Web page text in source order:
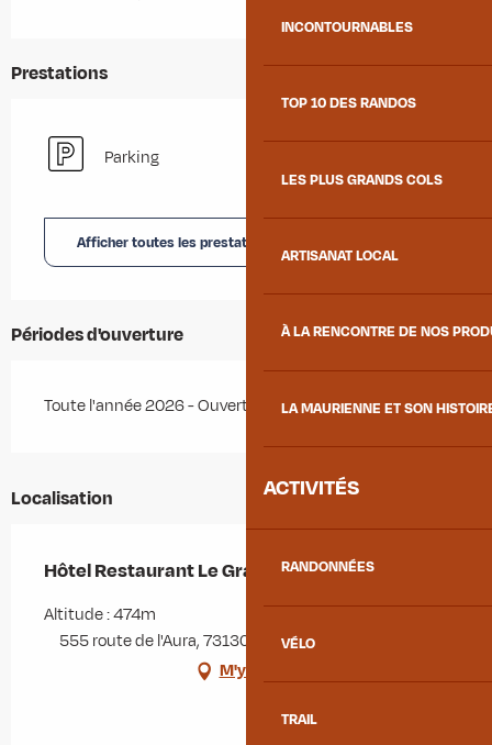
INCONTOURNABLES
TOP 10 DES RANDOS
LES PLUS GRANDS COLS
ARTISANAT LOCAL
À LA RENCONTRE DE NOS
LA MAURIENNE ET SON
ACTIVITÉS
RANDONNÉES
VÉLO
TRAIL
Prestations
Parking
Afficher toutes les prestations
Périodes d'ouverture
Toute l'année 2026 - Ouvert tous les jours
Localisation
Hôtel Restaurant Le Grand Chatelard
Altitude : 474m
555 route de l'Aura, 73130 Sainte-Marie-de-Cuines
M'y rendre